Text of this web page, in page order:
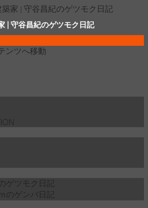
| 守谷昌紀のゲツモク日記
ンツへ移動
ゲツモク日記
のゲンバ日記